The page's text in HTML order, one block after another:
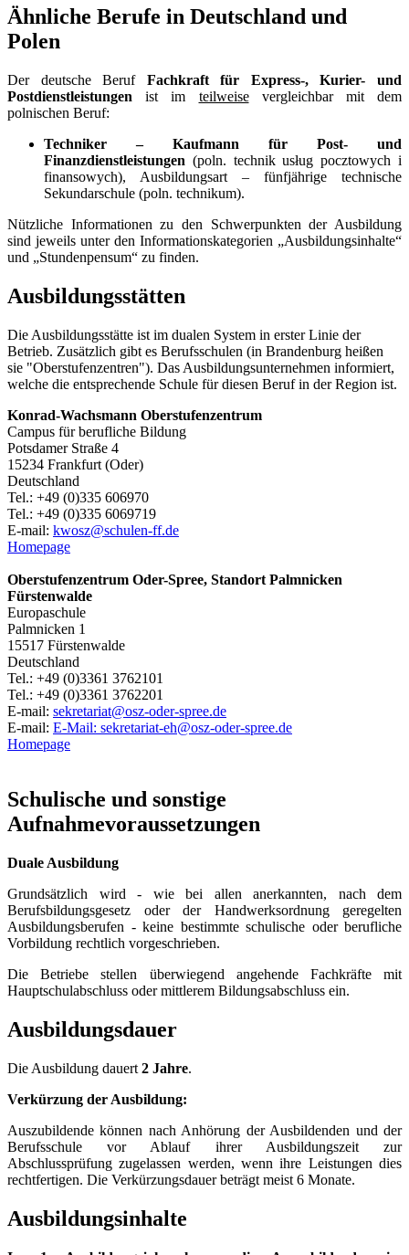
Ähnliche Berufe in Deutschland und
Polen
Der deutsche Beruf Fachkraft für Express-, Kurier- und
Postdienstleistungen ist im teilweisevergleichbar mit dem
polnischen Beruf:
Techniker – Kaufmann für Post- und
Finanzdienstleistungen (poln. technik usług pocztowych i
finansowych), Ausbildungsart – fünfjährige technische
Sekundarschule (poln. technikum).
Nützliche Informationen zu den Schwerpunkten der Ausbildung
sind jeweils unter den Informationskategorien „Ausbildungsinhalte“
und „Stundenpensum“ zu finden.
Ausbildungsstätten
Die Ausbildungsstätte ist im dualen System in erster Linie der
Betrieb. Zusätzlich gibt es Berufsschulen (in Brandenburg heißen
sie "Oberstufenzentren"). Das Ausbildungsunternehmen informiert,
welche die entsprechende Schule für diesen Beruf in der Region ist.
Konrad-Wachsmann Oberstufenzentrum
Campus für berufliche Bildung
Potsdamer Straße 4
15234 Frankfurt (Oder)
Deutschland
Tel.: +49 (0)335 606970
Tel.: +49 (0)335 6069719
E-mail: kwosz@schulen-ff.de
Homepage
Oberstufenzentrum Oder-Spree, Standort Palmnicken
Fürstenwalde
Europaschule
Palmnicken 1
15517 Fürstenwalde
Deutschland
Tel.: +49 (0)3361 3762101
Tel.: +49 (0)3361 3762201
E-mail: sekretariat@osz-oder-spree.de
E-mail: E-Mail: sekretariat-eh@osz-oder-spree.de
Homepage
Schulische und sonstige
Aufnahmevoraussetzungen
Duale Ausbildung
Grundsätzlich wird - wie bei allen anerkannten, nach dem
Berufsbildungsgesetz oder der Handwerksordnung geregelten
Ausbildungsberufen - keine bestimmte schulische oder berufliche
Vorbildung rechtlich vorgeschrieben.
Die Betriebe stellen überwiegend angehende Fachkräfte mit
Hauptschulabschluss oder mittlerem Bildungsabschluss ein.
Ausbildungsdauer
Die Ausbildung dauert 2 Jahre.
Verkürzung der Ausbildung:
Auszubildende können nach Anhörung der Ausbildenden und der
Berufsschule vor Ablauf ihrer Ausbildungszeit zur
Abschlussprüfung zugelassen werden, wenn ihre Leistungen dies
rechtfertigen. Die Verkürzungsdauer beträgt meist 6 Monate.
Ausbildungsinhalte